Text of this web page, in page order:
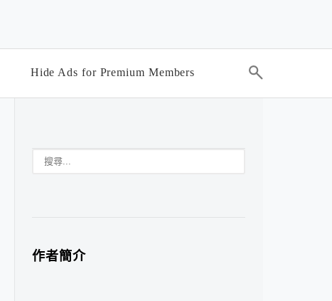
Hide Ads for Premium Members
作者簡介